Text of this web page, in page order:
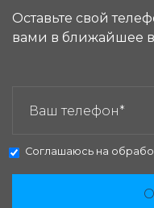
Оставьте свой
вами в ближайшее
Соглашаюсь на